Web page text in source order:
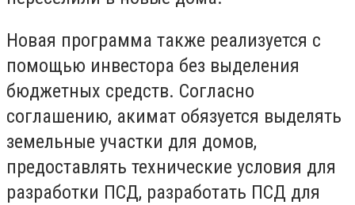
Новая программа также реализуется с
помощью инвестора без выделения
бюджетных средств. Согласно
соглашению, акимат обязуется выделять
земельные участки для домов,
предоставлять технические условия для
разработки ПСД, разработать ПСД для